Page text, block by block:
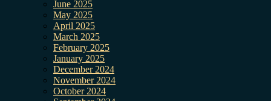
June 2025
May 2025
April 2025
March 2025
February 2025
January 2025
December 2024
November 2024
October 2024